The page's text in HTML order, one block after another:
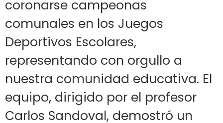
coronarse campeonas
comunales en los Juegos
Deportivos Escolares,
representando con orgullo a
nuestra comunidad educativa. El
equipo, dirigido por el profesor
Carlos Sandoval, demostró un